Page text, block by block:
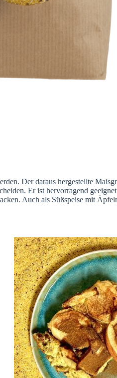
Der daraus hergestellte
Er ist hervorragend
Auch als Süßspeise mit